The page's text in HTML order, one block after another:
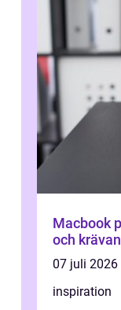
Macbook
och
07 juli 2026
inspiration